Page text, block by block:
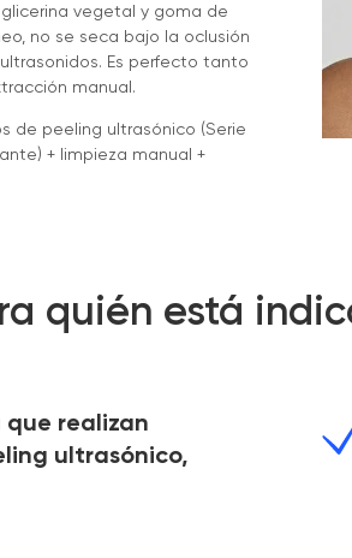
vegetal y goma de
no se seca bajo la oclusión
Es perfecto tanto
manual.
de peeling ultrasónico (Serie
+ limpieza manual +
quién está
realizan
ultrasónico,